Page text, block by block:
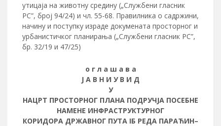
утицаја на животну средину („Службени гласник
РС”, број 94/24) и чл. 55-68. Правилника о садржини,
начину и поступку израде докумената просторног и
урбанистичког планирања („Службени гласник РС”,
бр. 32/19 и 47/25)
о г л а ш а в а
Ј А В Н И У В И Д
У
НАЦРТ ПРОСТОРНОГ ПЛАНА ПОДРУЧЈА ПОСЕБНЕ
НАМЕНЕ ИНФРАСТРУКТУРНОГ
КОРИДОРА ДРЖАВНОГ ПУТА IБ РЕДА ПАРАЋИН–